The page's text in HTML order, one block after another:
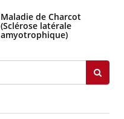
Maladie de Charcot
(Sclérose latérale
amyotrophique)